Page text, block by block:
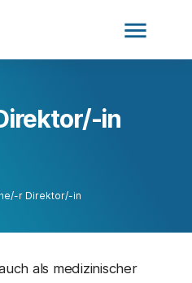
menu
in
r Direktor/-in
als medizinischer